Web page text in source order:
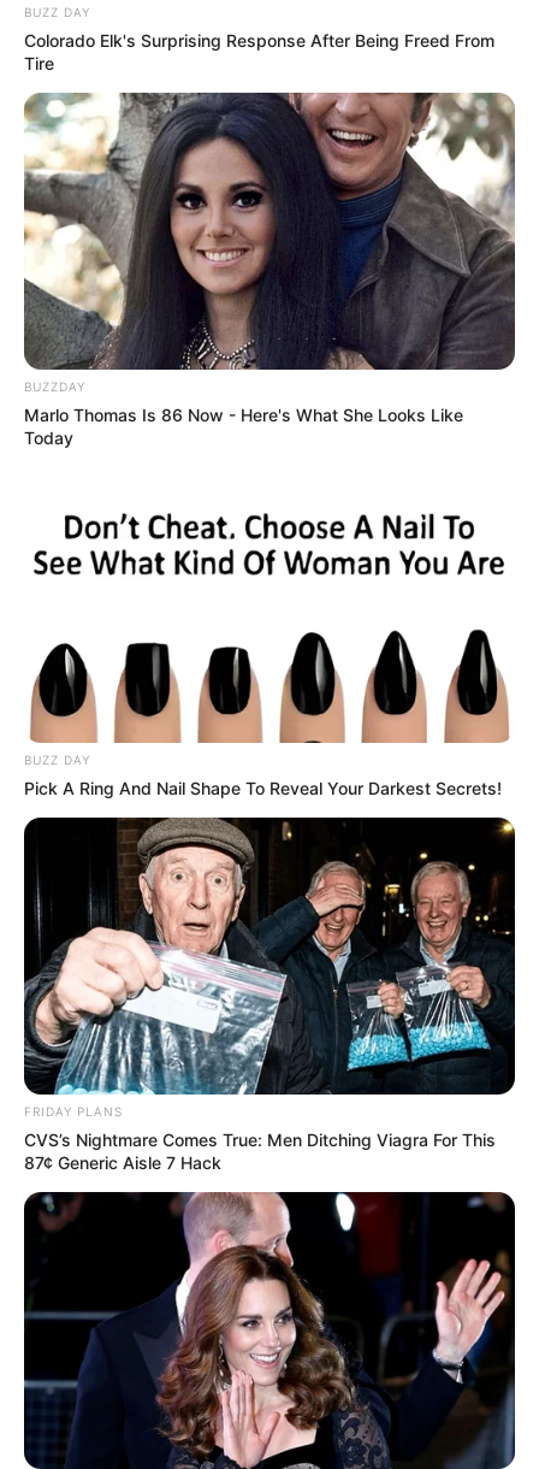
BUZZ DAY
Colorado Elk's Surprising Response After Being Freed From
Tire
BUZZDAY
Marlo Thomas Is 86 Now - Here's What She Looks Like
Today
BUZZ DAY
Pick A Ring And Nail Shape To Reveal Your Darkest Secrets!
FRIDAY PLANS
CVS’s Nightmare Comes True: Men Ditching Viagra For This
87¢ Generic Aisle 7 Hack